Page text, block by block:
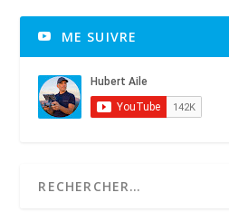
ME SUIVRE